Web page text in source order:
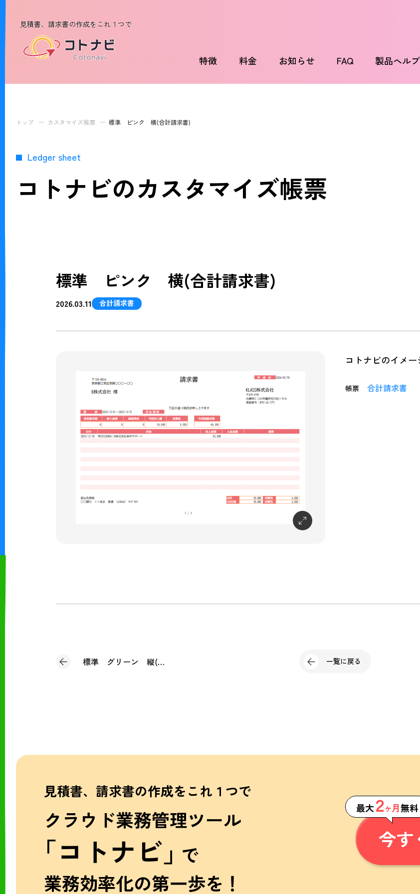
見積書、請求書の作成をこれ１つで
特徴 料金 お知らせ FAQ 製品ヘルプ
トップ カスタマイズ帳票 標準 ピンク 横(合計請求書)
Ledger sheet
コトナビのカスタマイズ帳票
標準 ピンク 横(合計請求書)
2026.03.11 合計請求書
コトナビのイメー
帳票 合計請求書
標準 グリーン 縦(合計請求書) 一覧に戻る
見積書、請求書の作成をこれ１つで
クラウド業務管理ツール
「コトナビ」で
業務効率化の第一歩を！
最大２ヶ月無料
今す